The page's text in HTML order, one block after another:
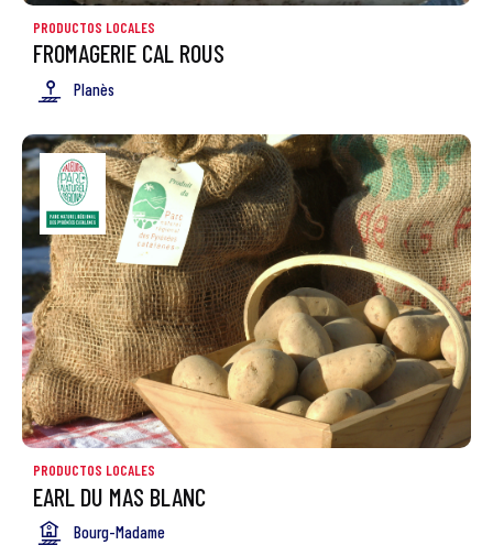
PRODUCTOS LOCALES
FROMAGERIE CAL ROUS
Planès
PRODUCTOS LOCALES
EARL DU MAS BLANC
Bourg-Madame